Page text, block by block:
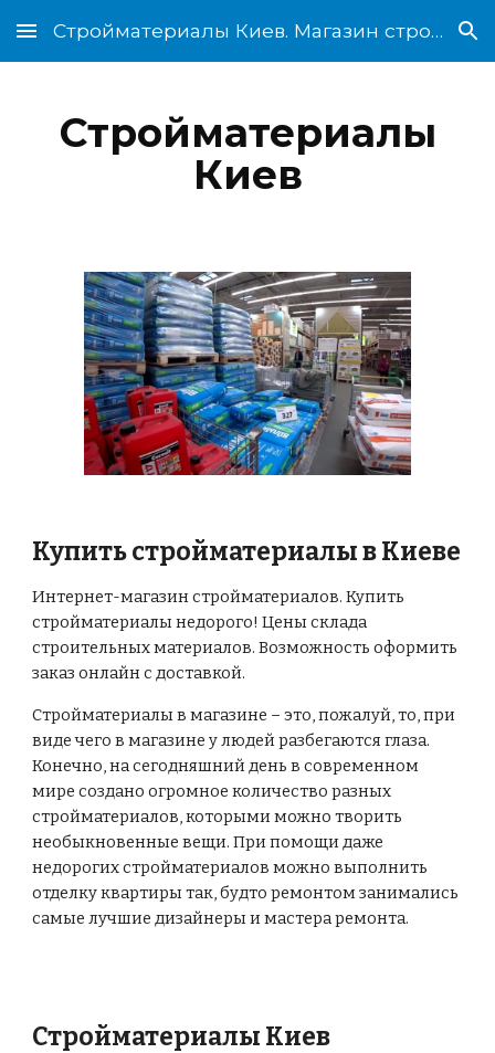
Skip to main content Skip to navigation
Стройматериалы Киев. Магазин стройматериалов
Стройматериалы
Киев
Купить стройматериалы в Киеве
Интернет-магазин стройматериалов. Купить
стройматериалы недорого! Цены склада
строительных материалов. Возможность оформить
заказ онлайн с доставкой.
Стройматериалы в магазине – это, пожалуй, то, при
виде чего в магазине у людей разбегаются глаза.
Конечно, на сегодняшний день в современном
мире создано огромное количество разных
стройматериалов, которыми можно творить
необыкновенные вещи. При помощи даже
недорогих стройматериалов можно выполнить
отделку квартиры так, будто ремонтом занимались
самые лучшие дизайнеры и мастера ремонта.
Стройматериалы Киев